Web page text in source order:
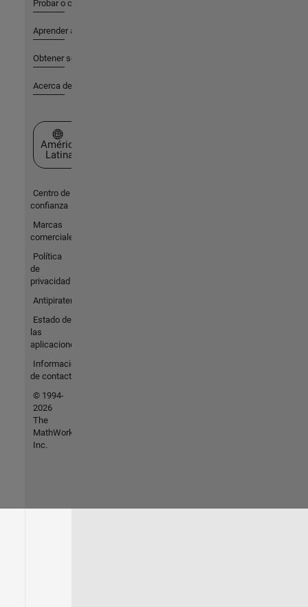
Probar o comprar
Aprender a utilizar
Obtener soporte
Acerca de MathWorks
Seleccione un país/idioma
América
Latina
Centro de
confianza
Marcas
comerciales
Política
de
privacidad
Antipiratería
Estado de
las
aplicaciones
Información
de contacto
© 1994-
2026
The
MathWorks,
Inc.